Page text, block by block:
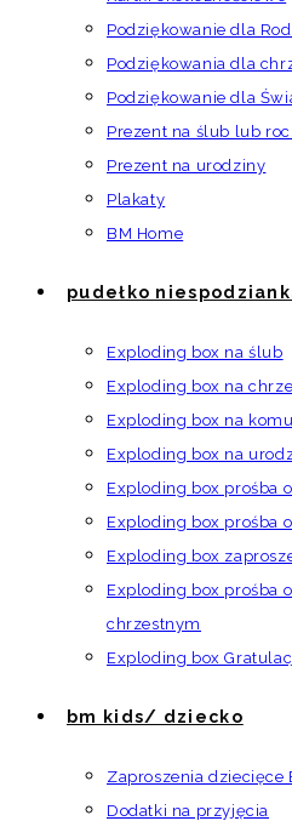
Podziękowanie dla
Podziękowania dla
Podziękowanie dla
Prezent na ślub lub
Prezent na urodziny
Plakaty
BM Home
pudełko
Exploding box na ślub
Exploding box na
Exploding box na
Exploding box na
Exploding box prośba
Exploding box prośba
Exploding box
Exploding box prośba
chrzestnym
Exploding box
bm kids/ dziecko
Zaproszenia dziecięce
Dodatki na przyjęcia